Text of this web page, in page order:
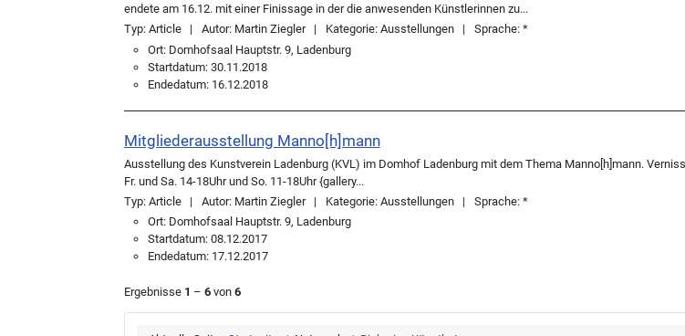
endete am 16.12. mit einer Finissage in der die anwesenden Künstlerinnen zu...
Typ:Article Autor:Martin Ziegler Kategorie:Ausstellungen Sprache:*
Ort: Domhofsaal Hauptstr. 9, Ladenburg
Startdatum: 30.11.2018
Endedatum: 16.12.2018
Mitgliederausstellung Manno[h]mann
Ausstellung des Kunstverein Ladenburg (KVL) im Domhof Ladenburg mit dem Thema Manno[h]mann.
Fr. und Sa. 14-18Uhr und So. 11-18Uhr {gallery...
Typ:Article Autor:Martin Ziegler Kategorie:Ausstellungen Sprache:*
Ort: Domhofsaal Hauptstr. 9, Ladenburg
Startdatum: 08.12.2017
Endedatum: 17.12.2017
Ergebnisse 1 – 6von 6